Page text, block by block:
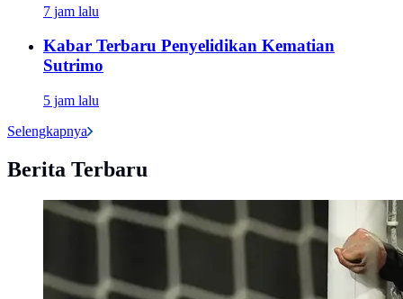
7 jam lalu
Kabar Terbaru Penyelidikan Kematian
Sutrimo
5 jam lalu
Selengkapnya
Berita Terbaru